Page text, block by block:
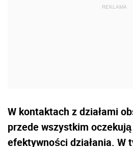
W kontaktach z działami
przede wszystkim
efektywności działania. W